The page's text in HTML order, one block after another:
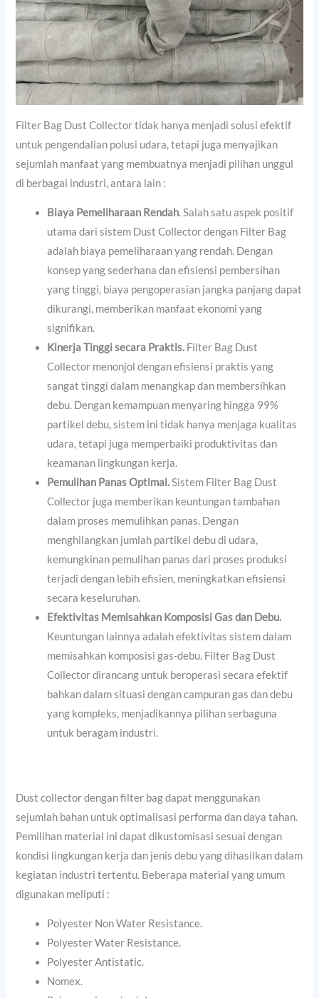
Filter Bag Dust Collector tidak hanya menjadi solusi efektif
untuk pengendalian polusi udara, tetapi juga menyajikan
sejumlah manfaat yang membuatnya menjadi pilihan unggul
di berbagai industri, antara lain :
Biaya Pemeliharaan Rendah. Salah satu aspek positif
utama dari sistem Dust Collector dengan Filter Bag
adalah biaya pemeliharaan yang rendah. Dengan
konsep yang sederhana dan efisiensi pembersihan
yang tinggi, biaya pengoperasian jangka panjang dapat
dikurangi, memberikan manfaat ekonomi yang
signifikan.
Kinerja Tinggi secara Praktis. Filter Bag Dust
Collector menonjol dengan efisiensi praktis yang
sangat tinggi dalam menangkap dan membersihkan
debu. Dengan kemampuan menyaring hingga 99%
partikel debu, sistem ini tidak hanya menjaga kualitas
udara, tetapi juga memperbaiki produktivitas dan
keamanan lingkungan kerja.
Pemulihan Panas Optimal.Sistem Filter Bag Dust
Collector juga memberikan keuntungan tambahan
dalam proses memulihkan panas. Dengan
menghilangkan jumlah partikel debu di udara,
kemungkinan pemulihan panas dari proses produksi
terjadi dengan lebih efisien, meningkatkan efisiensi
secara keseluruhan.
Efektivitas Memisahkan Komposisi Gas dan Debu.
Keuntungan lainnya adalah efektivitas sistem dalam
memisahkan komposisi gas-debu. Filter Bag Dust
Collector dirancang untuk beroperasi secara efektif
bahkan dalam situasi dengan campuran gas dan debu
yang kompleks, menjadikannya pilihan serbaguna
untuk beragam industri.
Dust collector dengan filter bag dapat menggunakan
sejumlah bahan untuk optimalisasi performa dan daya tahan.
Pemilihan material ini dapat dikustomisasi sesuai dengan
kondisi lingkungan kerja dan jenis debu yang dihasilkan dalam
kegiatan industri tertentu. Beberapa material yang umum
digunakan meliputi :
Polyester Non Water Resistance.
Polyester Water Resistance.
Polyester Antistatic.
Nomex.